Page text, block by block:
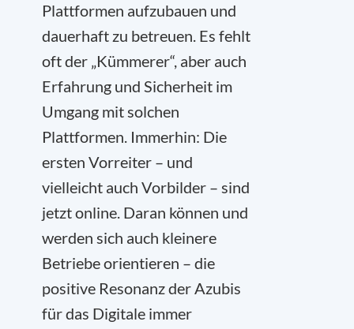
Plattformen aufzubauen und
dauerhaft zu betreuen. Es fehlt
oft der „Kümmerer“, aber auch
Erfahrung und Sicherheit im
Umgang mit solchen
Plattformen. Immerhin: Die
ersten Vorreiter – und
vielleicht auch Vorbilder – sind
jetzt online. Daran können und
werden sich auch kleinere
Betriebe orientieren – die
positive Resonanz der Azubis
für das Digitale immer